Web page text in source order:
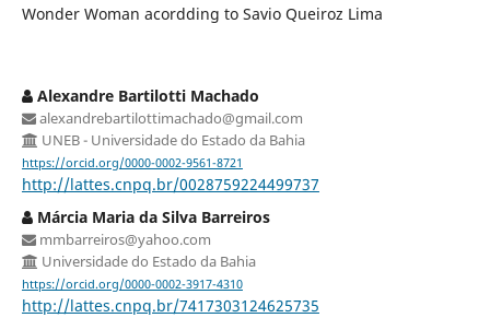
Wonder Woman acordding to Savio Queiroz Lima
Alexandre Bartilotti Machado
alexandrebartilottimachado@gmail.com
UNEB - Universidade do Estado da Bahia
https://orcid.org/0000-0002-9561-8721
http://lattes.cnpq.br/0028759224499737
Márcia Maria da Silva Barreiros
mmbarreiros@yahoo.com
Universidade do Estado da Bahia
https://orcid.org/0000-0002-3917-4310
http://lattes.cnpq.br/7417303124625735